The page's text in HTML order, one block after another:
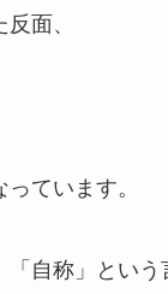
面、
ています。
「自称」とい